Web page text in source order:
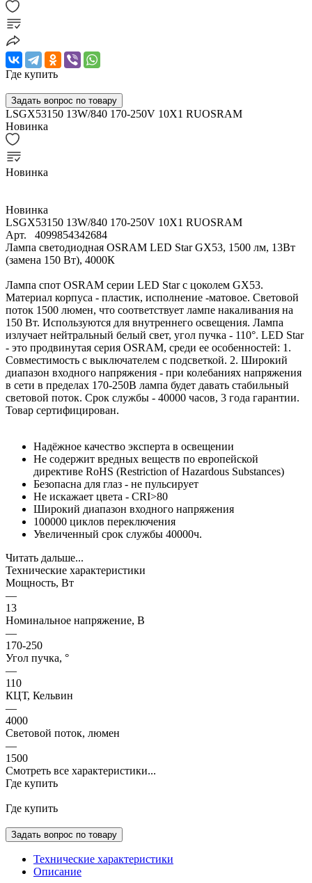
Где купить
Задать вопрос по товару
LSGX53150 13W/840 170-250V 10X1 RUOSRAM
Новинка
Новинка
Новинка
LSGX53150 13W/840 170-250V 10X1 RUOSRAM
Арт.
4099854342684
Лампа светодиодная OSRAM LED Star GX53, 1500 лм, 13Вт
(замена 150 Вт), 4000К
Лампа спот OSRAM серии LED Star с цоколем GX53.
Материал корпуса - пластик, исполнение -матовое. Световой
поток 1500 люмен, что соответствует лампе накаливания на
150 Вт. Используются для внутреннего освещения. Лампа
излучает нейтральный белый свет, угол пучка - 110°. LED Star
- это продвинутая серия OSRAM, среди ее особенностей: 1.
Совместимость с выключателем с подсветкой. 2. Широкий
диапазон входного напряжения - при колебаниях напряжения
в сети в пределах 170-250В лампа будет давать стабильный
световой поток. Срок службы - 40000 часов, 3 года гарантии.
Товар сертифицирован.
Надёжное качество эксперта в освещении
Не содержит вредных веществ по европейской
директиве RoHS (Restriction of Hazardous Substances)
Безопасна для глаз - не пульсирует
Не искажает цвета - CRI>80
Широкий диапазон входного напряжения
100000 циклов переключения
Увеличенный срок службы 40000ч.
Читать дальше...
Технические характеристики
Мощность, Вт
—
13
Номинальное напряжение, В
—
170-250
Угол пучка, °
—
110
КЦТ, Кельвин
—
4000
Световой поток, люмен
—
1500
Смотреть все характеристики...
Где купить
Где купить
Задать вопрос по товару
Технические характеристики
Описание